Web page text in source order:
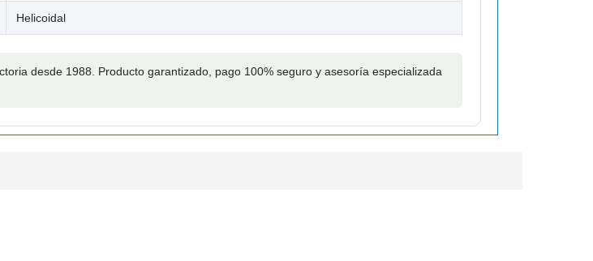
Helicoidal
desde 1988. Producto garantizado, pago 100% seguro y asesoría especializada